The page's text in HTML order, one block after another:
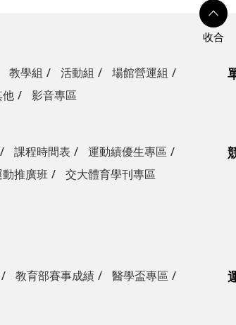
教學組 活動組
場館營運組
他 影音專區
課程時間表
運動績優生專區
動推廣班 交大體育學刊專區
教育部賽事成績
醫學盃專區